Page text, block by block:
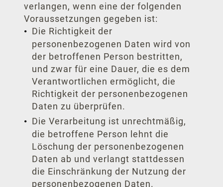
verlangen, wenn eine der folgenden
Voraussetzungen gegeben ist:
Die Richtigkeit der
personenbezogenen Daten wird von
der betroffenen Person bestritten,
und zwar für eine Dauer, die es dem
Verantwortlichen ermöglicht, die
Richtigkeit der personenbezogenen
Daten zu überprüfen.
Die Verarbeitung ist unrechtmäßig,
die betroffene Person lehnt die
Löschung der personenbezogenen
Daten ab und verlangt stattdessen
die Einschränkung der Nutzung der
personenbezogenen Daten.